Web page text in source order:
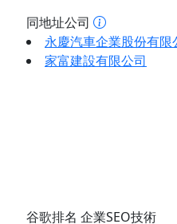
同地址公司
永慶汽車企業股份有限
家富建設有限公司
谷歌排名 企業SEO技術